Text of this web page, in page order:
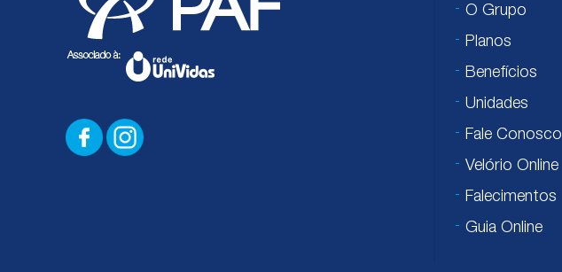
O Grupo
Planos
Benefícios
Unidades
Fale Conosco
Velório Online
Falecimentos
Guia Online